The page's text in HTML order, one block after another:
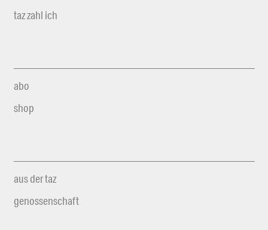
taz zahl ich
abo
shop
aus der taz
genossenschaft